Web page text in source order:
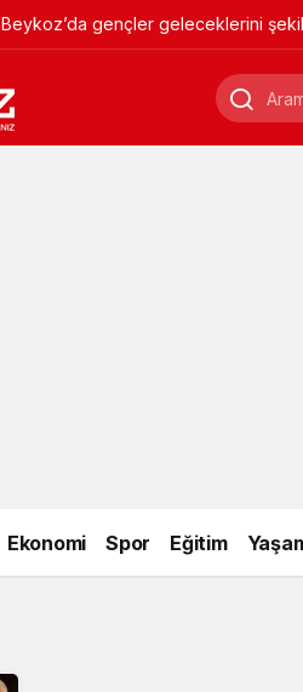
Beykoz’da gençler geleceklerini
Ekonomi Spor Eğitim